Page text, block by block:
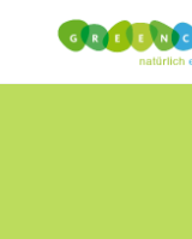
content